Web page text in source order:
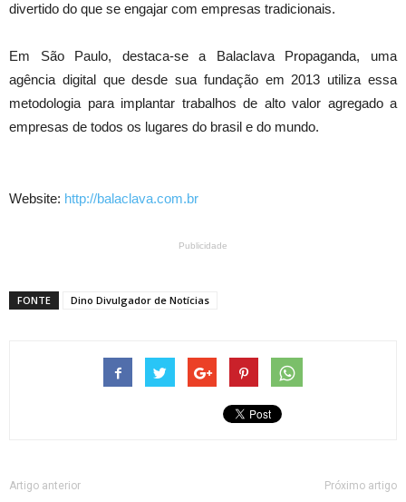
divertido do que se engajar com empresas tradicionais.
Em São Paulo, destaca-se a Balaclava Propaganda, uma
agência digital que desde sua fundação em 2013 utiliza essa
metodologia para implantar trabalhos de alto valor agregado a
empresas de todos os lugares do brasil e do mundo.
Website: http://balaclava.com.br
Publicidade
FONTE Dino Divulgador de Notícias
Artigo anterior Próximo artigo